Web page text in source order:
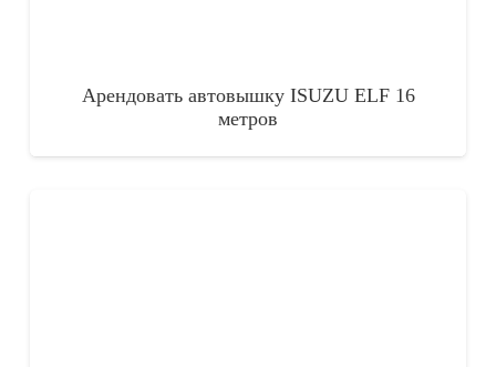
Арендовать автовышку ISUZU ELF 16
метров